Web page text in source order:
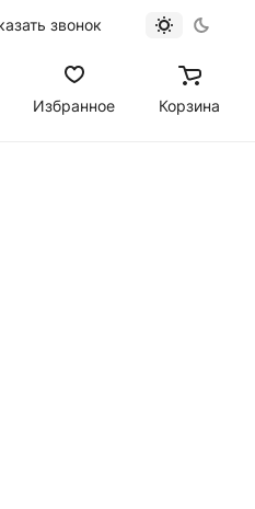
звонок
Избранное Корзина